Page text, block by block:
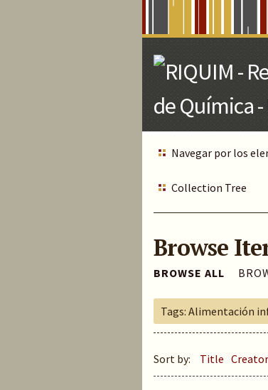
Navegar por los
Collection Tree
Browse
BROWSE ALL
Tags: Alimentación
Sort by: Title Creator